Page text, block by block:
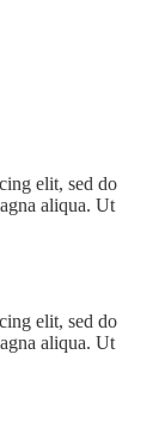
elit, sed do
aliqua. Ut
elit, sed do
aliqua. Ut